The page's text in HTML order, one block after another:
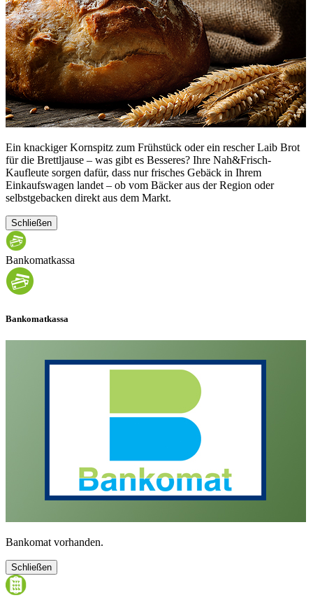
Ein knackiger Kornspitz zum Frühstück oder ein rescher Laib Brot
für die Brettljause – was gibt es Besseres? Ihre Nah&Frisch-
Kaufleute sorgen dafür, dass nur frisches Gebäck in Ihrem
Einkaufswagen landet – ob vom Bäcker aus der Region oder
selbstgebacken direkt aus dem Markt.
Schließen
Bankomatkassa
Bankomatkassa
Bankomat vorhanden.
Schließen